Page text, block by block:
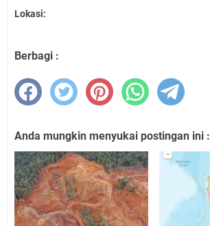
Lokasi:
Berbagi :
Anda mungkin menyukai postingan ini :